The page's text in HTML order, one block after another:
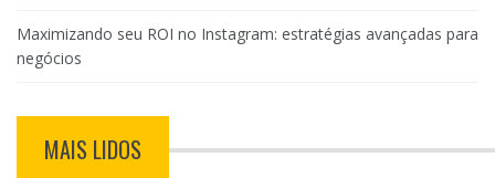
Maximizando seu ROI no Instagram: estratégias avançadas para
negócios
MAIS LIDOS